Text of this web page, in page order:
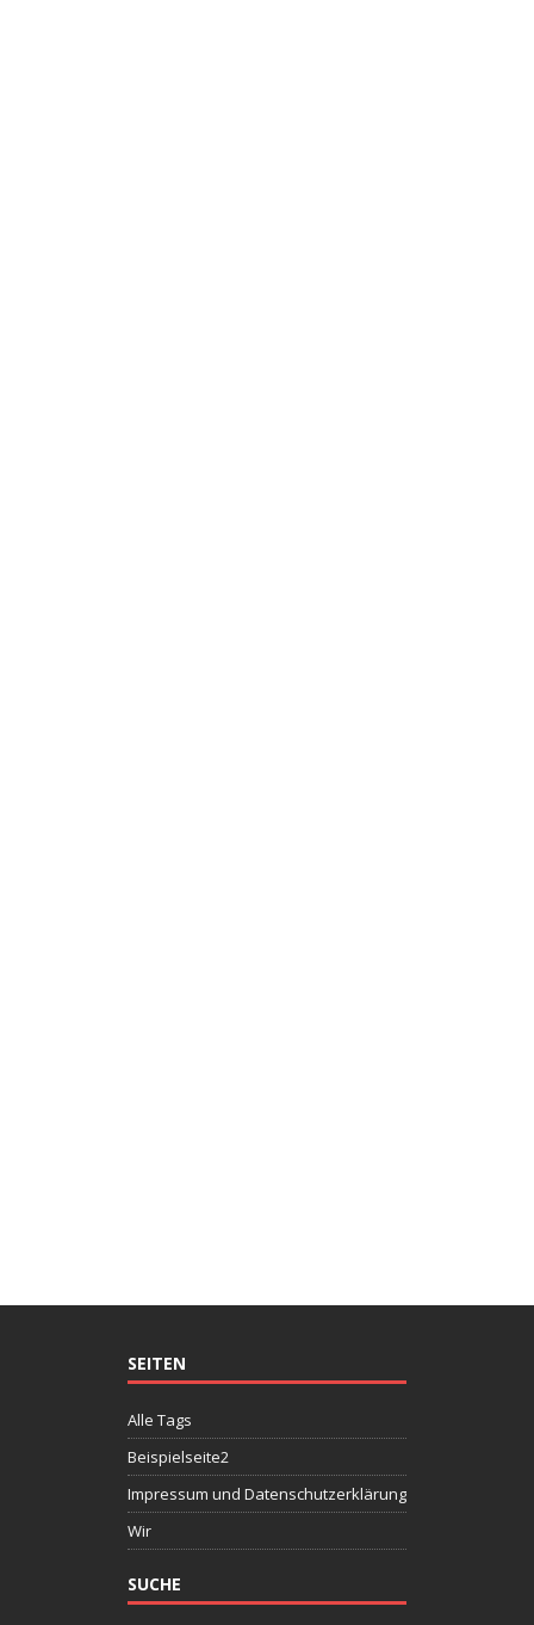
SEITEN
Alle Tags
Beispielseite2
Impressum und Datenschutzerklärung
Wir
SUCHE